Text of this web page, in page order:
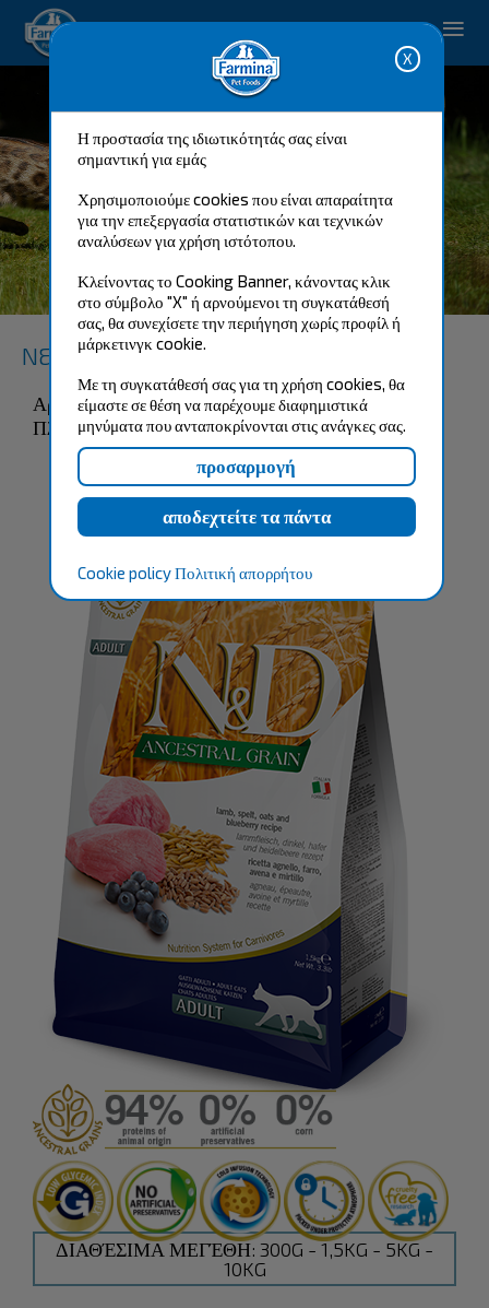
Η προστασία της ιδιωτικότητάς σας είναι
σημαντική για εμάς
Χρησιμοποιούμε cookies που είναι απαραίτητα
για την επεξεργασία στατιστικών και τεχνικών
αναλύσεων για χρήση ιστότοπου.
Κλείνοντας το Cooking Banner, κάνοντας κλικ
στο σύμβολο "X" ή αρνούμενοι τη συγκατάθεσή
σας, θα συνεχίσετε την περιήγηση χωρίς προφίλ ή
μάρκετινγκ cookie.
Με τη συγκατάθεσή σας για τη χρήση cookies, θα
είμαστε σε θέση να παρέχουμε διαφημιστικά
μηνύματα που ανταποκρίνονται στις ανάγκες σας.
Cookie policyΠολιτική απορρήτου
Happy pet. Happy you.
LAMB & BLUEBERRY
ADULT
N&D Ancestral Grain feline
Αρνί, όλυρα, βρώμη, μύρτιλο.
Πλήρης τροφή για ενήλικες γάτες.
ΔΙΑΘΈΣΙΜΑ ΜΕΓΈΘΗ: 300G - 1,5KG - 5KG -
10KG